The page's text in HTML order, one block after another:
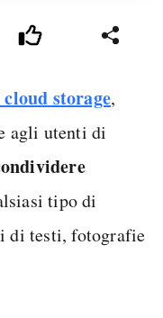
storage,
agli utenti di
tipo di
di testi, fotografie